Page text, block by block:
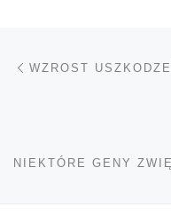
Nawigacja